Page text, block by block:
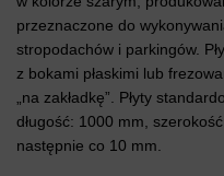
przeznaczone do
stropodachów i parkingów.
z bokami płaskimi lub
„na zakładkę”. Płyty
długość: 1000 mm,
następnie co 10 mm.